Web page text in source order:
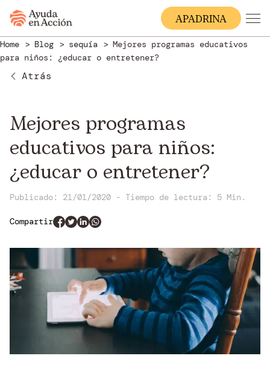
APADRINA
Home Blog sequía
Mejores programas educativos
para niños: ¿educar o entretener?
Atrás
Mejores programas
educativos para niños:
¿educar o entretener?
Publicado: 21/01/2020 - Tiempo de lectura: 5 Min.
Compartir